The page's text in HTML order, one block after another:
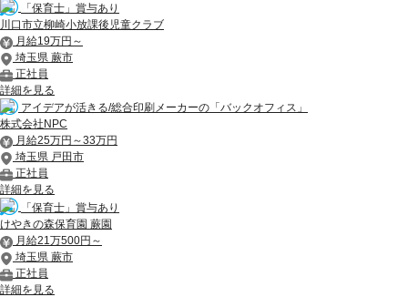
「保育士」賞与あり
川口市立柳崎小放課後児童クラブ
月給19万円～
埼玉県 蕨市
正社員
詳細を見る
アイデアが活きる/総合印刷メーカーの「バックオフィス」
株式会社NPC
月給25万円～33万円
埼玉県 戸田市
正社員
詳細を見る
「保育士」賞与あり
けやきの森保育園 蕨園
月給21万500円～
埼玉県 蕨市
正社員
詳細を見る